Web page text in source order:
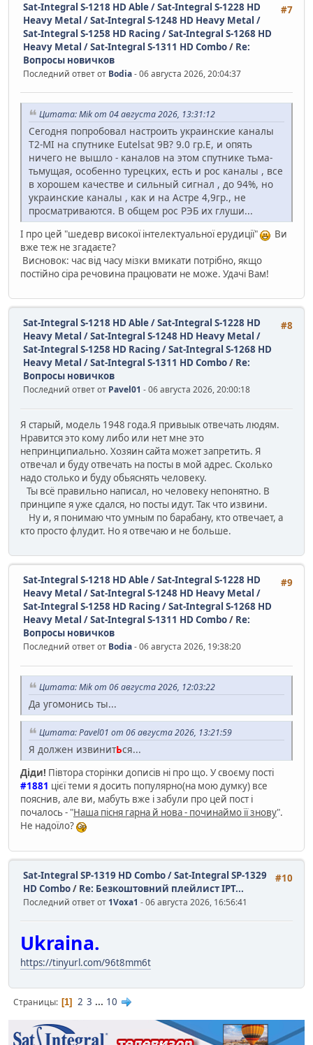
#7
Sat-Integral S-1218 HD Able / Sat-Integral S-1228 HD
Heavy Metal / Sat-Integral S-1248 HD Heavy Metal /
Sat-Integral S-1258 HD Racing / Sat-Integral S-1268 HD
Heavy Metal / Sat-Integral S-1311 HD Combo/ Re:
Вопросы новичков
Последний ответ от Bodia- 06 августа 2026, 20:04:37
Цитата: Mik от 04 августа 2026, 13:31:12
Сегодня попробовал настроить украинские каналы
T2-MI на спутнике Eutelsat 9B? 9.0 гр.Е, и опять
ничего не вышло - каналов на этом спутнике тьма-
тьмущая, особенно турецких, есть и рос каналы , все
в хорошем качестве и сильный сигнал , до 94%, но
украинские каналы , как и на Астре 4,9гр., не
просматриваются. В общем рос РЭБ их глуши...
І про цей "шедевр високої інтелектуальної ерудиції"
Ви
вже теж не згадаєте?
Висновок: час від часу мізки вмикати потрібно, якщо
постійно сіра речовина працювати не може. Удачі Вам!
#8
Sat-Integral S-1218 HD Able / Sat-Integral S-1228 HD
Heavy Metal / Sat-Integral S-1248 HD Heavy Metal /
Sat-Integral S-1258 HD Racing / Sat-Integral S-1268 HD
Heavy Metal / Sat-Integral S-1311 HD Combo/ Re:
Вопросы новичков
Последний ответ от Pavel01 - 06 августа 2026, 20:00:18
Я старый, модель 1948 года.Я привыык отвечать людям.
Нравится это кому либо или нет мне это
непринципиально. Хозяин сайта может запретить. Я
отвечал и буду отвечать на посты в мой адрес. Сколько
надо столько и буду обьяснять человеку.
Ты всё правильно написал, но человеку непонятно. В
принципе я уже сдался, но посты идут. Так что извини.
Ну и, я понимаю что умным по барабану, кто отвечает, а
кто просто флудит. Но я отвечаю и не больше.
#9
Sat-Integral S-1218 HD Able / Sat-Integral S-1228 HD
Heavy Metal / Sat-Integral S-1248 HD Heavy Metal /
Sat-Integral S-1258 HD Racing / Sat-Integral S-1268 HD
Heavy Metal / Sat-Integral S-1311 HD Combo/ Re:
Вопросы новичков
Последний ответ от Bodia- 06 августа 2026, 19:38:20
Цитата: Mik от 06 августа 2026, 12:03:22
Да угомонись ты...
Цитата: Pavel01 от 06 августа 2026, 13:21:59
Я должен извинитЬся...
Діди! Півтора сторінки дописів ні про що. У своєму пості
#1881 цієї теми я досить популярно(на мою думку) все
пояснив, але ви, мабуть вже і забули про цей пост і
почалось - "Наша пісня гарна й нова - починаймо її знову".
Не надоїло?
#10
Sat-Integral SP-1319 HD Combo / Sat-Integral SP-1329
HD Combo/ Re: Безкоштовний плейлист IPT...
Последний ответ от 1Voxa1 - 06 августа 2026, 16:56:41
Ukraina.
https://tinyurl.com/96t8mm6t
Страницы 1 2 3 ... 10